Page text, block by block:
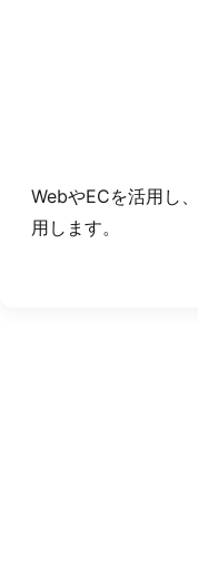
WebやECを活用し
用します。